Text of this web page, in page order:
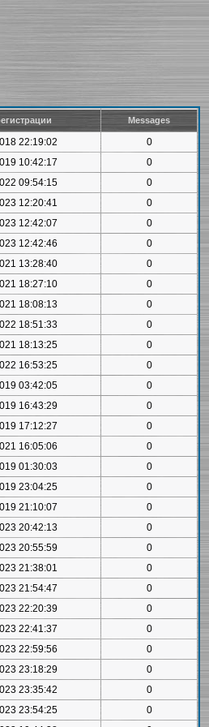
Messages
22:19:02
0
10:42:17
0
09:54:15
0
12:20:41
0
12:42:07
0
12:42:46
0
13:28:40
0
18:27:10
0
18:08:13
0
18:51:33
0
18:13:25
0
16:53:25
0
03:42:05
0
16:43:29
0
17:12:27
0
16:05:06
0
01:30:03
0
23:04:25
0
21:10:07
0
20:42:13
0
20:55:59
0
21:38:01
0
21:54:47
0
22:20:39
0
22:41:37
0
22:59:56
0
23:18:29
0
23:35:42
0
23:54:25
0